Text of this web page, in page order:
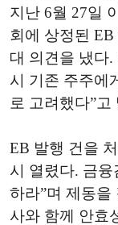
지난 6월 27일
회에 상정된
대 의견을 냈다.
시 기존 주주에
로 고려했다”고
EB 발행 건을
시 열렸다. 금융
하라”며 제동을
사와 함께 안효